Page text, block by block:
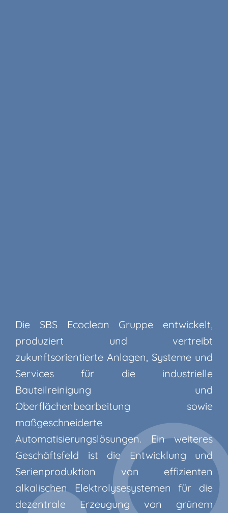
Die SBS Ecoclean Gruppe entwickelt,
produziert und vertreibt
zukunftsorientierte Anlagen, Systeme und
Services für die industrielle
Bauteilreinigung und
Oberflächenbearbeitung sowie
maßgeschneiderte
Automatisierungslösungen. Ein weiteres
Geschäftsfeld ist die Entwicklung und
Serienproduktion von effizienten
alkalischen Elektrolysesystemen für die
dezentrale Erzeugung von grünem